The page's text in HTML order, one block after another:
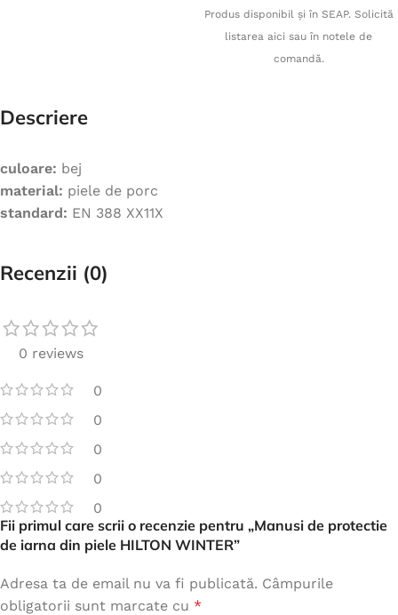
Produs disponibil și în SEAP. Solicită
listarea aici sau în notele de
comandă.
Descriere
culoare: bej
material: piele de porc
standard: EN 388 XX11X
Recenzii (0)
0 reviews
0
0
0
0
0
Fii primul care scrii o recenzie pentru „Manusi de protectie
de iarna din piele HILTON WINTER”
Adresa ta de email nu va fi publicată. Câmpurile
obligatorii sunt marcate cu *